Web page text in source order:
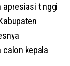
apresiasi tinggi
calon kepala